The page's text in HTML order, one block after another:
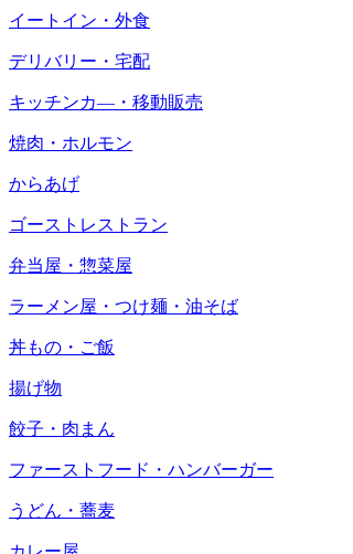
イートイン・外食
デリバリー・宅配
キッチンカ―・移動販売
焼肉・ホルモン
からあげ
ゴーストレストラン
弁当屋・惣菜屋
ラーメン屋・つけ麺・油そば
丼もの・ご飯
揚げ物
餃子・肉まん
ファーストフード・ハンバーガー
うどん・蕎麦